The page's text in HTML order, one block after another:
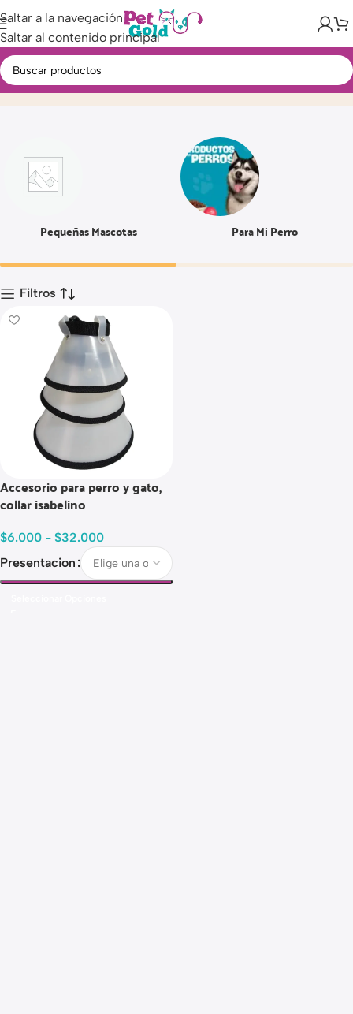
Saltar a la navegación
Saltar al contenido principal
#5Inicio Producto
Pequeñas Mascotas Para Mi Perro
Filtros
Accesorio para perro y gato,
collar isabelino
$6.000 - $32.000
Presentacion